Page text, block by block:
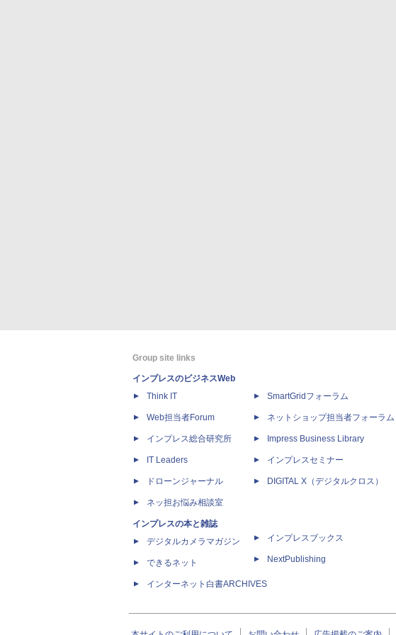
Group site links
インプレスのビジネスWeb
Think IT
Web担当者Forum
インプレス総合研究所
IT Leaders
ドローンジャーナル
ネッ担お悩み相談室
インプレスの本と雑誌
デジタルカメラマガジン
できるネット
インターネット白書ARCHIVES
SmartGridフォーラム
ネットショップ担当者フォーラム
Impress Business Library
インプレスセミナー
DIGITAL X（デジタルクロス）
インプレスブックス
NextPublishing